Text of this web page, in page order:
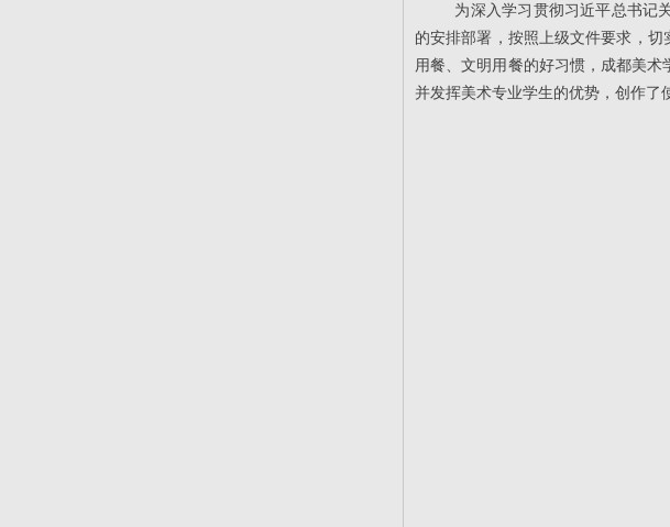
为深入学习贯彻习近平总书记
的安排部署，按照上级文件要求，
用餐、文明用餐的好习惯，成都美
并发挥美术专业学生的优势，创作了